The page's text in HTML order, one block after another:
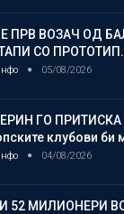
Е ПРВ ВОЗАЧ ОД
СО
05/08/2026
ГО
клубови
04/08/2026
52 МИЛИОНЕРИ